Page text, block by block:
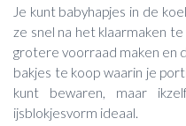
Je kunt babyhapjes in de
ze snel na het klaarmaken
grotere voorraad maken en
bakjes te koop waarin je
kunt bewaren, maar
ijsblokjesvorm ideaal.